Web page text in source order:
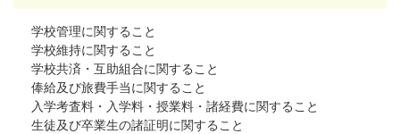
学校管理に関すること
学校維持に関すること
学校共済・互助組合に関すること
俸給及び旅費手当に関すること
入学考査料・入学料・授業料・諸経費に関すること
生徒及び卒業生の諸証明に関すること